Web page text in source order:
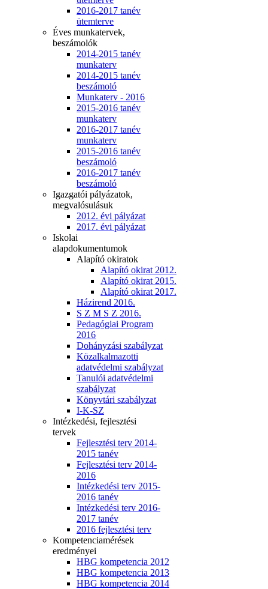
2016-2017 tanév
ütemterve
Éves munkatervek,
beszámolók
2014-2015 tanév
munkaterv
2014-2015 tanév
beszámoló
Munkaterv - 2016
2015-2016 tanév
munkaterv
2016-2017 tanév
munkaterv
2015-2016 tanév
beszámoló
2016-2017 tanév
beszámoló
Igazgatói pályázatok,
megvalósulásuk
2012. évi pályázat
2017. évi pályázat
Iskolai
alapdokumentumok
Alapító okiratok
Alapító okirat 2012.
Alapító okirat 2015.
Alapító okirat 2017.
Házirend 2016.
S Z M S Z 2016.
Pedagógiai Program
2016
Dohányzási szabályzat
Közalkalmazotti
adatvédelmi szabályzat
Tanulói adatvédelmi
szabályzat
Könyvtári szabályzat
I-K-SZ
Intézkedési, fejlesztési
tervek
Fejlesztési terv 2014-
2015 tanév
Fejlesztési terv 2014-
2016
Intézkedési terv 2015-
2016 tanév
Intézkedési terv 2016-
2017 tanév
2016 fejlesztési terv
Kompetenciamérések
eredményei
HBG kompetencia 2012
HBG kompetencia 2013
HBG kompetencia 2014